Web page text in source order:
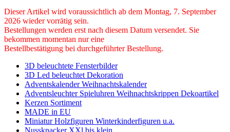
Dieser Artikel wird voraussichtlich ab dem Montag, 7. September
2026 wieder vorrätig sein.
Bestellungen werden erst nach diesem Datum versendet. Sie
bekommen momentan nur eine
Bestellbestätigung bei durchgeführter Bestellung.
3D beleuchtete Fensterbilder
3D Led beleuchtet Dekoration
Adventskalender Weihnachtskalender
Adventsleuchter Spieluhren Weihnachtskrippen Dekoartikel
Kerzen Sortiment
MADE in EU
Miniatur Holzfiguren Winterkinderfiguren u.a.
Nussknacker XXl bis klein